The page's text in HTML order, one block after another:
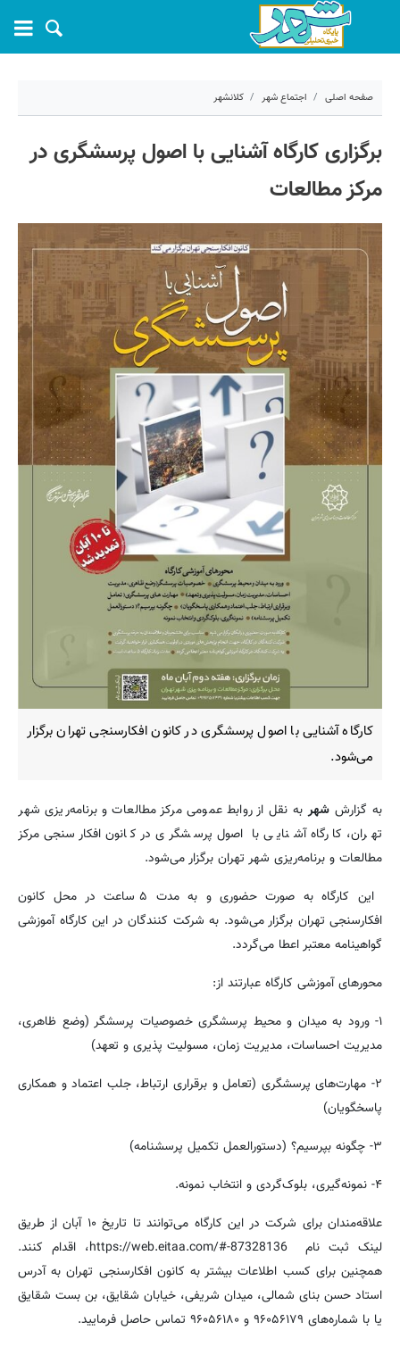
صفحه اصلی اجتماع شهر کلانشهر
کد مطلب:
برگزاری کارگاه آشنایی با اصول پرسشگری در
مرکز مطالعات
کارگاه آشنایی با اصول پرسشگری در کانون افکارسنجی تهران برگزار
می‌شود.
به گزارششهر به نقل از روابط عمومی مرکز مطالعات و برنامه‌ریزی شهر
تهران، کارگاه آشنایی با اصول پرسشگری در کانون افکارسنجی مرکز
مطالعات و برنامه‌ریزی شهر تهران برگزار می‌شود.
این کارگاه به صورت حضوری و به مدت ۵ ساعت در محل کانون
افکارسنجی تهران برگزار می‌شود. به شرکت کنندگان در این کارگاه آموزشی
گواهینامه معتبر اعطا می‌گردد.
محورهای آموزشی کارگاه عبارتند از:
۱- ورود به میدان و محیط پرسشگری خصوصیات پرسشگر (وضع ظاهری،
مدیریت احساسات، مدیریت زمان، مسولیت پذیری و تعهد)
۲- مهارت‌های پرسشگری (تعامل و برقراری ارتباط، جلب اعتماد و همکاری
پاسخگویان)
۳- چگونه بپرسیم؟ (دستورالعمل تکمیل پرسشنامه)
۴- نمونه‌گیری، بلوک‌گردی و انتخاب نمونه.
علاقه‌مندان برای شرکت در این کارگاه می‌توانند تا تاریخ ۱۰ آبان از طریق
لینک ثبت نام https://web.eitaa.com/#-87328136، اقدام کنند.
همچنین برای کسب اطلاعات بیشتر به کانون افکارسنجی تهران به آدرس
استاد حسن بنای شمالی، میدان شریفی، خیابان شقایق، بن بست شقایق
یا با شماره‌های ۹۶۰۵۶۱۷۹ و ۹۶۰۵۶۱۸۰ تماس حاصل فرمایید.